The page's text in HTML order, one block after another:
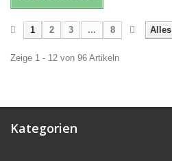
Alles
1 2 3 ... 8
Zeige 1 - 12 von 96 Artikeln
Kategorien